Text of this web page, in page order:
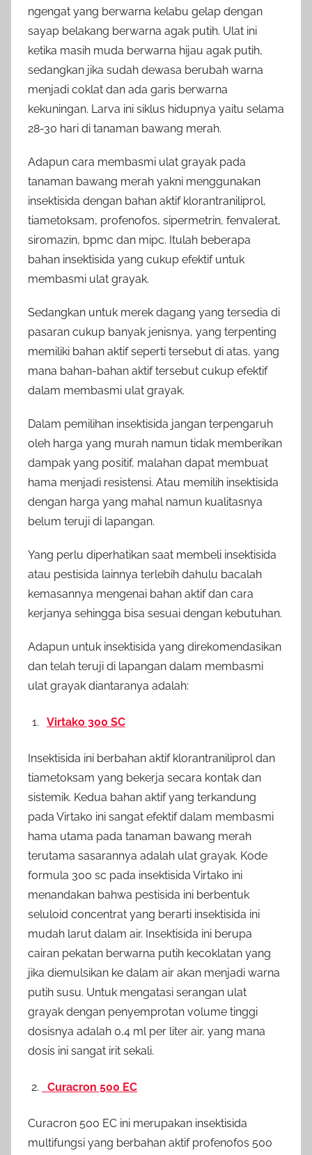
ngengat yang berwarna kelabu gelap dengan
sayap belakang berwarna agak putih. Ulat ini
ketika masih muda berwarna hijau agak putih,
sedangkan jika sudah dewasa berubah warna
menjadi coklat dan ada garis berwarna
kekuningan. Larva ini siklus hidupnya yaitu selama
28-30 hari di tanaman bawang merah.
Adapun cara membasmi ulat grayak pada
tanaman bawang merah yakni menggunakan
insektisida dengan bahan aktif klorantraniliprol,
tiametoksam, profenofos, sipermetrin, fenvalerat,
siromazin, bpmc dan mipc. Itulah beberapa
bahan insektisida yang cukup efektif untuk
membasmi ulat grayak.
Sedangkan untuk merek dagang yang tersedia di
pasaran cukup banyak jenisnya, yang terpenting
memiliki bahan aktif seperti tersebut di atas, yang
mana bahan-bahan aktif tersebut cukup efektif
dalam membasmi ulat grayak.
Dalam pemilihan insektisida jangan terpengaruh
oleh harga yang murah namun tidak memberikan
dampak yang positif, malahan dapat membuat
hama menjadi resistensi. Atau memilih insektisida
dengan harga yang mahal namun kualitasnya
belum teruji di lapangan.
Yang perlu diperhatikan saat membeli insektisida
atau pestisida lainnya terlebih dahulu bacalah
kemasannya mengenai bahan aktif dan cara
kerjanya sehingga bisa sesuai dengan kebutuhan.
Adapun untuk insektisida yang direkomendasikan
dan telah teruji di lapangan dalam membasmi
ulat grayak diantaranya adalah:
Virtako 300 SC
Insektisida ini berbahan aktif klorantraniliprol dan
tiametoksam yang bekerja secara kontak dan
sistemik. Kedua bahan aktif yang terkandung
pada Virtako ini sangat efektif dalam membasmi
hama utama pada tanaman bawang merah
terutama sasarannya adalah ulat grayak. Kode
formula 300 sc pada insektisida Virtako ini
menandakan bahwa pestisida ini berbentuk
seluloid concentrat yang berarti insektisida ini
mudah larut dalam air. Insektisida ini berupa
cairan pekatan berwarna putih kecoklatan yang
jika diemulsikan ke dalam air akan menjadi warna
putih susu. Untuk mengatasi serangan ulat
grayak dengan penyemprotan volume tinggi
dosisnya adalah 0,4 ml per liter air, yang mana
dosis ini sangat irit sekali.
Curacron 500 EC
Curacron 500 EC ini merupakan insektisida
multifungsi yang berbahan aktif profenofos 500